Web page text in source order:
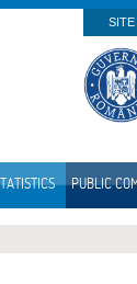
SITE
PUBLIC